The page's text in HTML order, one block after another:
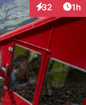
32
Interaktionen
1h